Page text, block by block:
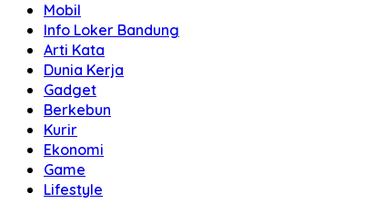
Mobil
Info Loker Bandung
Arti Kata
Dunia Kerja
Gadget
Berkebun
Kurir
Ekonomi
Game
Lifestyle